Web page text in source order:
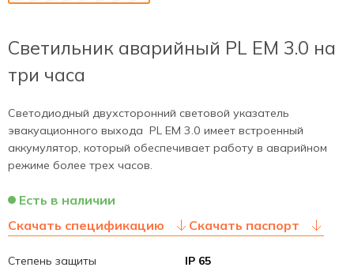
Светильник аварийный PL EM 3.0 на
три часа
Светодиодный двухсторонний световой указатель
эвакуационного выхода PL EM 3.0 имеет встроенный
аккумулятор, который обеспечивает работу в аварийном
режиме более трех часов.
Есть в наличии
Скачать спецификацию
Скачать паспорт
Степень защиты IP 65